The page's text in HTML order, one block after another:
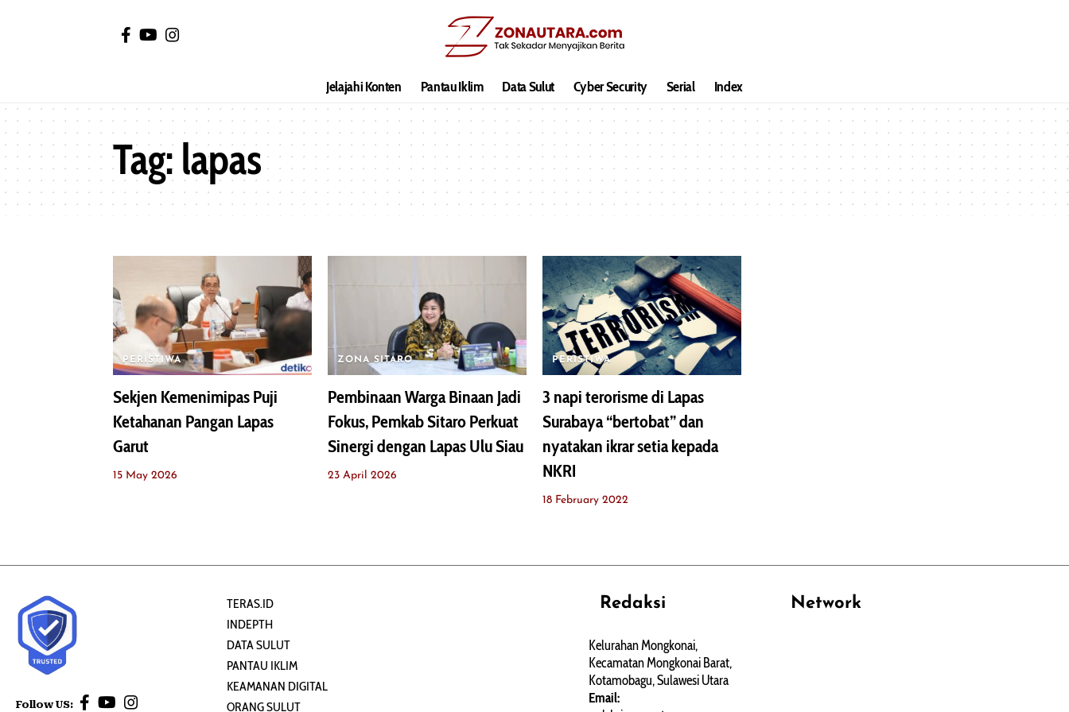
Jelajahi Konten Pantau Iklim Data Sulut Cyber Security Serial Index
Tag:lapas
PERISTIWA
Sekjen Kemenimipas Puji
Ketahanan Pangan Lapas
Garut
15 May 2026
ZONA SITARO
Pembinaan Warga Binaan Jadi
Fokus, Pemkab Sitaro Perkuat
Sinergi dengan Lapas Ulu Siau
23 April 2026
PERISTIWA
3 napi terorisme di Lapas
Surabaya “bertobat” dan
nyatakan ikrar setia kepada
NKRI
18 February 2022
Follow US:
TERAS.ID
INDEPTH
DATA SULUT
PANTAU IKLIM
KEAMANAN DIGITAL
ORANG SULUT
Redaksi
Kelurahan Mongkonai,
Kecamatan Mongkonai Barat,
Kotamobagu, Sulawesi Utara
Email:
Network